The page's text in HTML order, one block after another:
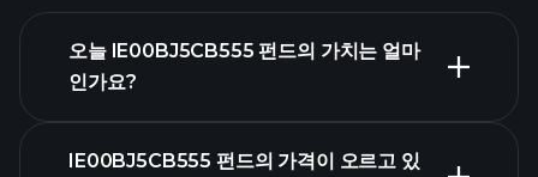
오늘 IE00BJ5CB555 펀드의 가치는 얼마
인가요?
IE00BJ5CB555 펀드의 가격이 오르고 있